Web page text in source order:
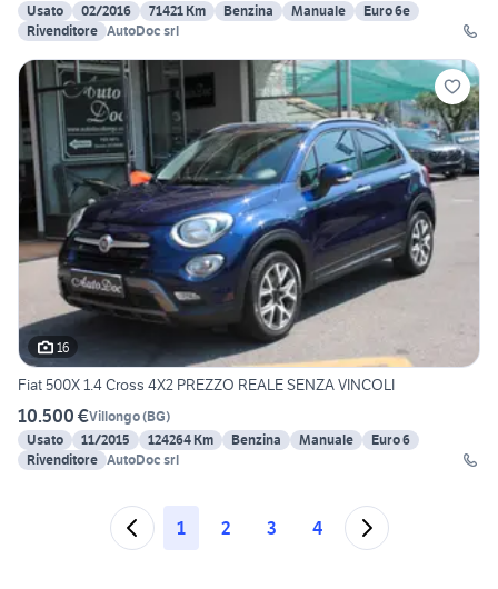
Usato
02/2016 71421 Km Benzina Manuale
Euro 6e
Rivenditore AutoDoc srl
16
Fiat 500X 1.4 Cross 4X2 PREZZO REALE SENZA VINCOLI
10.500 €Villongo(BG)
Usato
11/2015 124264 Km Benzina Manuale
Euro 6
Rivenditore AutoDoc srl
1 2 3 4